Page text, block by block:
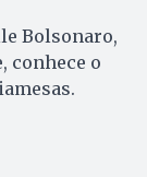
Bolsonaro,
conhece o